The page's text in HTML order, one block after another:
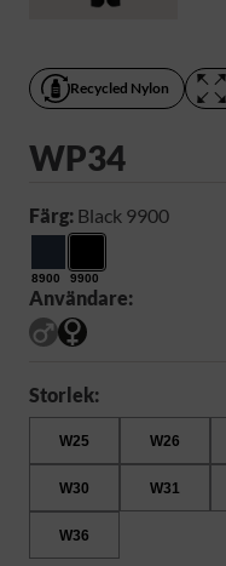
Recycled Nylon
WP34
Färg: Black 9900
8900 9900
Användare:
Storlek:
W25 W26
W30 W31
W36